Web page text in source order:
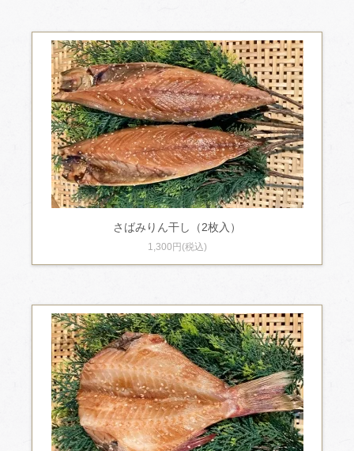
さばみりん干し（2枚入）
1,300円(税込)